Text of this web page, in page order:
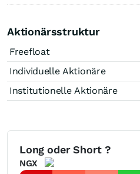
Aktionärsstruktur
Freefloat
Individuelle Aktionäre
Institutionelle Aktionäre
Long oder Short ?
NGX